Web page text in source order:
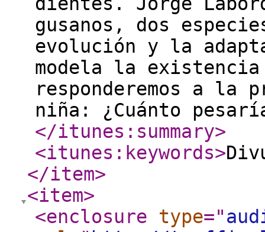
gusanos, dos
evolución y la
modela la
responderemos a la
niña: ¿Cuánto
</itunes:summary>
<itunes:keywords>
</item>
<item>
<enclosure
type="